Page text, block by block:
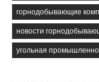
горнодобывающие
новости
угольная